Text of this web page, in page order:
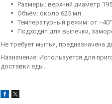
Размеры: верхний диаметр
Объём: около 625 мл
Температурный режим: от
Подходит для выпечки,
Не требует мытья, предназначена
Назначение: Используется для
доставки еды.